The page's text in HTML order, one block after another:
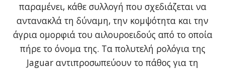
παραμένει, κάθε συλλογή που σχεδιάζεται να
αντανακλά τη δύναμη, την κομψότητα και την
άγρια ομορφιά του αιλουροειδούς από το οποία
πήρε το όνομα της. Τα πολυτελή ρολόγια της
Jaguar αντιπροσωπεύουν το πάθος για τη